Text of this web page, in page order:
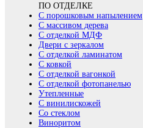
ПО ОТДЕЛКЕ
С порошковым напылением
С массивом дерева
С отделкой МДФ
Двери с зеркалом
С отделкой ламинатом
С ковкой
С отделкой вагонкой
С отделкой фотопанелью
Утепленные
С винилискожей
Со стеклом
Виноритом